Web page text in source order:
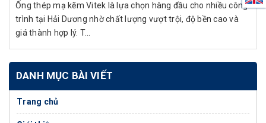
Ống thép mạ kẽm Vitek là lựa chọn hàng đầu cho nhiều công
trình tại Hải Dương nhờ chất lượng vượt trội, độ bền cao và
giá thành hợp lý. T...
DANH MỤC BÀI VIẾT
Trang chủ